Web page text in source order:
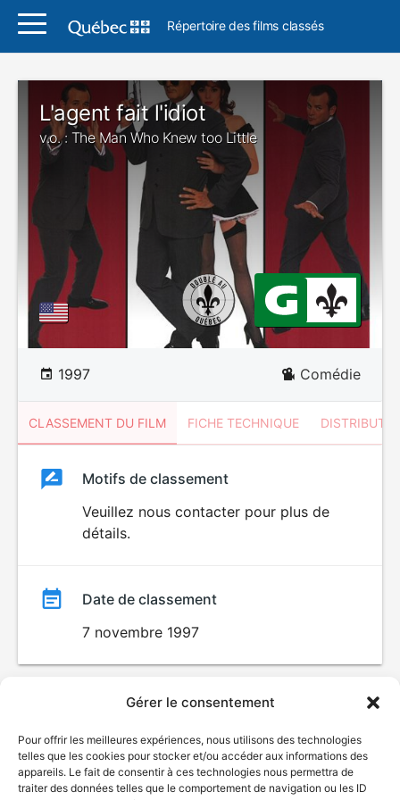
Gérer le consentement
Pour offrir les meilleures expériences, nous utilisons des technologies
telles que les cookies pour stocker et/ou accéder aux informations des
appareils. Le fait de consentir à ces technologies nous permettra de
traiter des données telles que le comportement de navigation ou les ID
Répertoire des films classés
L'agent fait l'idiot
v.o. : The Man Who Knew too Little
1997 Comédie
CLASSEMENT DU FILM FICHE TECHNIQUE
ClassementClassement
Motifs de classement
Veuillez nous contacter pour plus de
détails.
Date de classement
7 novembre 1997